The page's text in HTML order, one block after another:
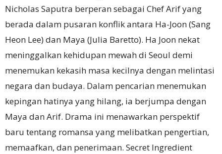
Nicholas Saputra berperan sebagai Chef Arif yang
berada dalam pusaran konflik antara Ha-Joon (Sang
Heon Lee) dan Maya (Julia Baretto). Ha Joon nekat
meninggalkan kehidupan mewah di Seoul demi
menemukan kekasih masa kecilnya dengan melintasi
negara dan budaya. Dalam pencarian menemukan
kepingan hatinya yang hilang, ia berjumpa dengan
Maya dan Arif. Drama ini menawarkan perspektif
baru tentang romansa yang melibatkan pengertian,
memaafkan, dan penerimaan. Secret Ingredient